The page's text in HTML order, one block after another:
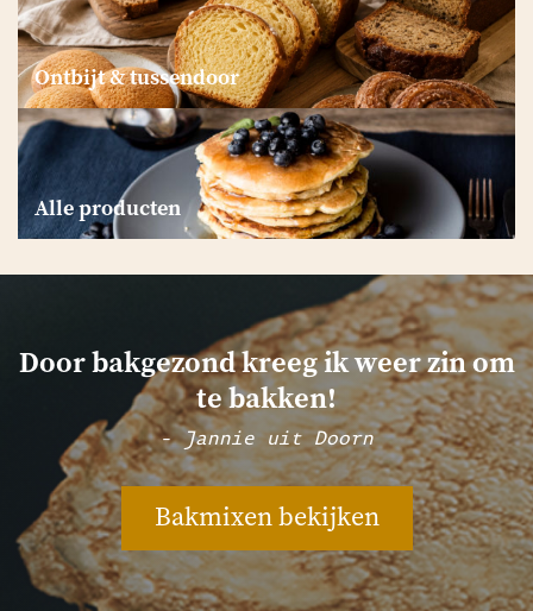
Ontbijt & tussendoor
Alle producten
Door bakgezond kreeg ik weer zin om
te bakken!
- Jannie uit Doorn
Bakmixen bekijken